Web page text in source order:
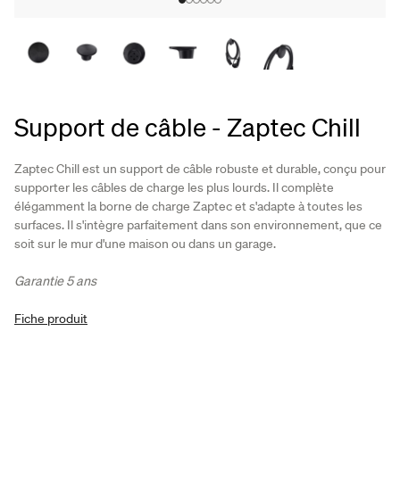
Support de câble - Zaptec Chill
Zaptec Chill est un support de câble robuste et durable, conçu pour
supporter les câbles de charge les plus lourds. Il complète
élégamment la borne de charge Zaptec et s'adapte à toutes les
surfaces. Il s'intègre parfaitement dans son environnement, que ce
soit sur le mur d'une maison ou dans un garage.
Garantie 5 ans
Fiche produit